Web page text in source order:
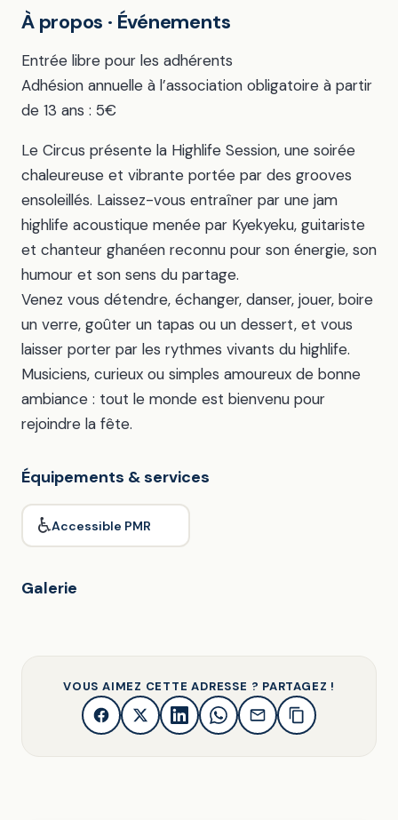
À propos · Événements
Entrée libre pour les adhérents
Adhésion annuelle à l’association obligatoire à partir
de 13 ans : 5€
Le Circus présente la Highlife Session, une soirée
chaleureuse et vibrante portée par des grooves
ensoleillés. Laissez-vous entraîner par une jam
highlife acoustique menée par Kyekyeku, guitariste
et chanteur ghanéen reconnu pour son énergie, son
humour et son sens du partage.
Venez vous détendre, échanger, danser, jouer, boire
un verre, goûter un tapas ou un dessert, et vous
laisser porter par les rythmes vivants du highlife.
Musiciens, curieux ou simples amoureux de bonne
ambiance : tout le monde est bienvenu pour
rejoindre la fête.
Équipements & services
♿Accessible PMR
Galerie
VOUS AIMEZ CETTE ADRESSE ? PARTAGEZ !